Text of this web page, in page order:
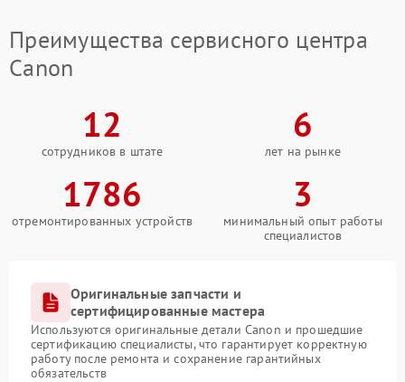
Преимущества сервисного центра
Canon
12
сотрудников в штате
6
лет на рынке
1786
отремонтированных устройств
3
минимальный опыт работы
специалистов
Оригинальные запчасти и
сертифицированные мастера
Используются оригинальные детали Canon и прошедшие
сертификацию специалисты, что гарантирует корректную
работу после ремонта и сохранение гарантийных
обязательств